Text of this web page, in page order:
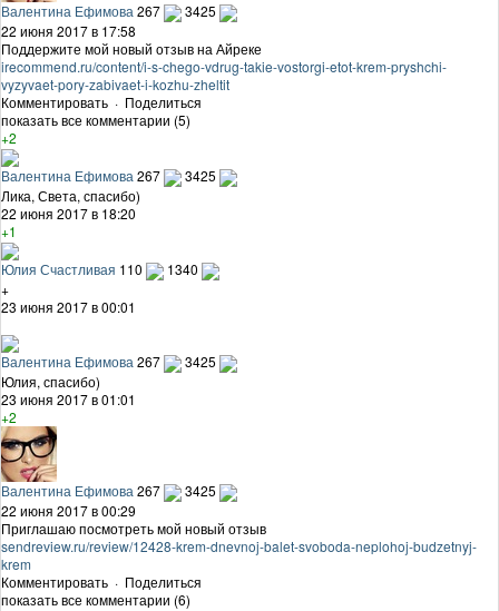
Валентина Ефимова 267
3425
22 июня 2017 в 17:58
Поддержите мой новый отзыв на Айреке
irecommend.ru/content/i-s-chego-vdrug-takie-vostorgi-etot-krem-pryshchi-
vyzyvaet-pory-zabivaet-i-kozhu-zheltit
Комментировать · Поделиться
показать все комментарии (5)
+2
Валентина Ефимова 267
3425
Лика, Света, спасибо)
22 июня 2017 в 18:20
+1
Юлия Счастливая 110
1340
+
23 июня 2017 в 00:01
Валентина Ефимова267
3425
Юлия, спасибо)
23 июня 2017 в 01:01
+2
Валентина Ефимова 267
3425
22 июня 2017 в 00:29
Приглашаю посмотреть мой новый отзыв
sendreview.ru/review/12428-krem-dnevnoj-balet-svoboda-neplohoj-budzetnyj-
krem
Комментировать · Поделиться
показать все комментарии (6)